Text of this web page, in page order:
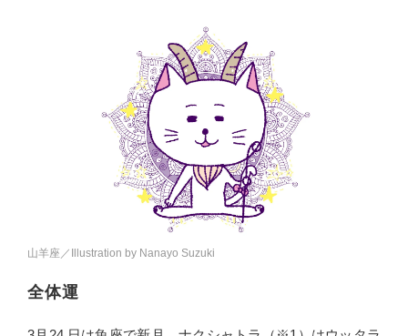
山羊座／Illustration by Nanayo Suzuki
全体運